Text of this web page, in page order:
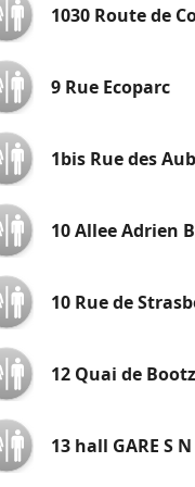
1030 Route de
9 Rue Ecoparc
1bis Rue des
10 Allee Adrien
10 Rue de
12 Quai de Bootz
13 hall GARE S N